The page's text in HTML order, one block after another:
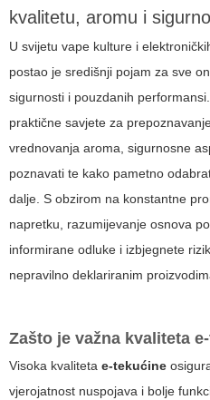
kvalitetu, aromu i
U svijetu vape kulture i
postao je središnji pojam za sve
sigurnosti i pouzdanih
praktične savjete za
vrednovanja aroma, sigurnosne
poznavati te kako pametno
dalje. S obzirom na konstantne
napretku, razumijevanje osnova
informirane odluke i izbjegnete
nepravilno deklariranim
Zašto je važna kvaliteta
Visoka kvaliteta e-tekućine
vjerojatnost nuspojava i bolje